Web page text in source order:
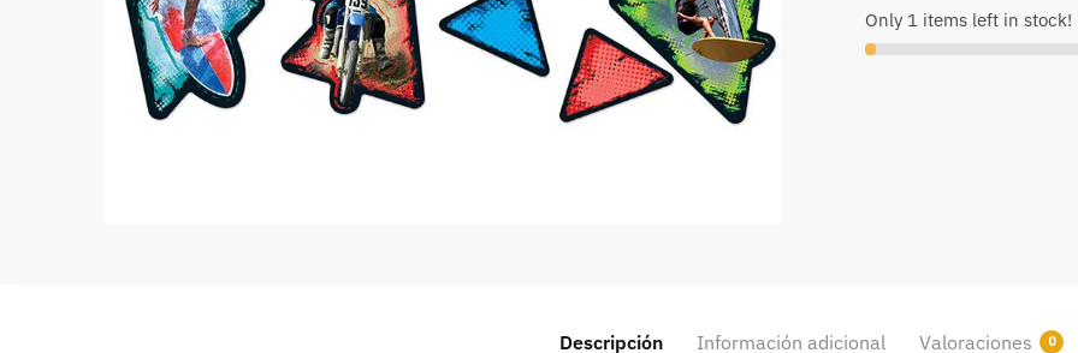
Only 1 items left in stock!
Descripción Información adicional Valoraciones 0